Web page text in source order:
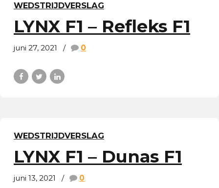
WEDSTRIJDVERSLAG
LYNX F1 – Refleks F1
juni 27, 2021 0
WEDSTRIJDVERSLAG
LYNX F1 – Dunas F1
juni 13, 2021 0